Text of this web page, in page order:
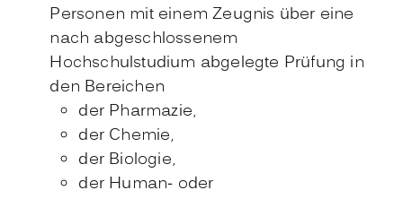
Personen mit einem Zeugnis über eine
nach abgeschlossenem
Hochschulstudium abgelegte Prüfung in
den Bereichen
der Pharmazie,
der Chemie,
der Biologie,
der Human- oder